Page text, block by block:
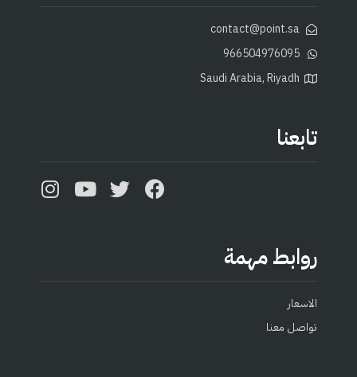
contact@point.sa
966504976095
Saudi Arabia, Riyadh
تابعنا
روابط مهمة
الاسعار
تواصل معنا